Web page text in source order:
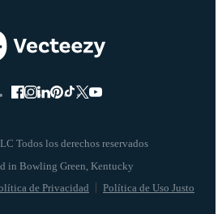
Todos los derechos reservados
de Privacidad Política de Uso Justo